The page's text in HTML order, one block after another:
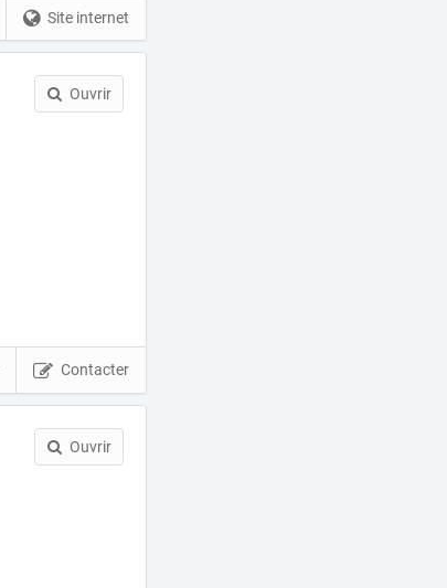
Site internet
Ouvrir
Contacter
Ouvrir